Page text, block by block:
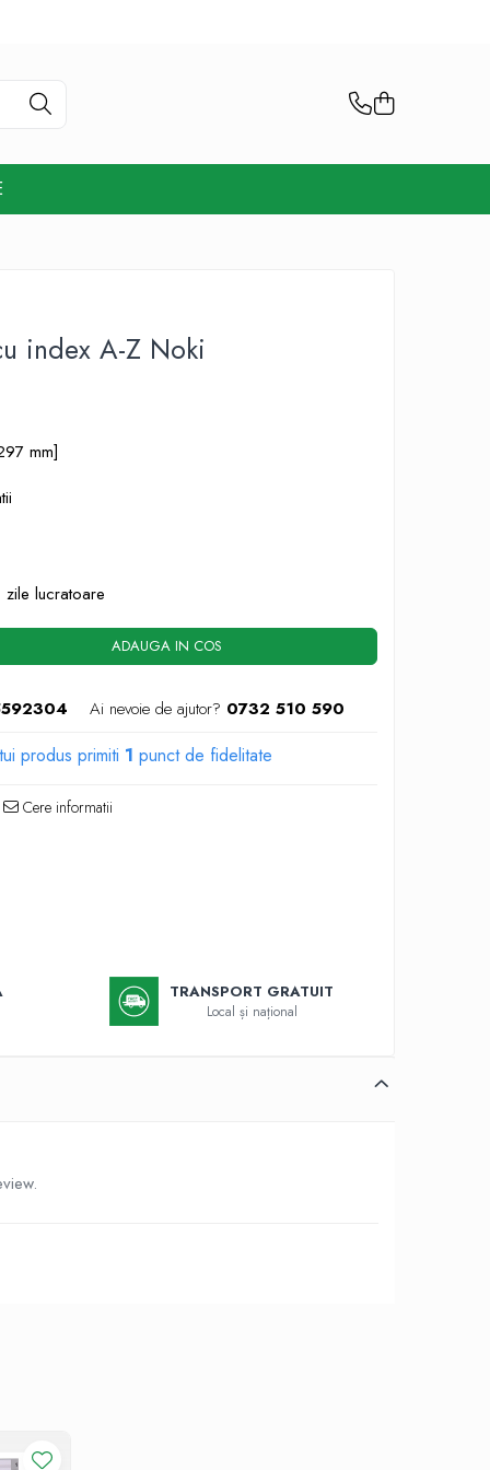
index A-Z Noki
mm]
lucratoare
ADAUGA IN COS
Ai nevoie de ajutor? 0732 510 590
produs primiti 1 punct de fidelitate
Cere informatii
TRANSPORT GRATUIT
Local și național